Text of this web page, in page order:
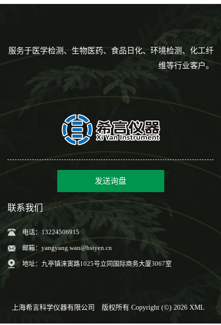
服务于医学检测、生物医药、食品日化、环境检测、化工纤
维等行业客户。
发送询盘
联系我们
电话：13224506915
邮箱： yangyang.wan@hsiyen.cn
地址：九亭镇涞寅路1025号立同国际商务大厦3067室
上海希言科学仪器有限公司 版权所有 Copyright (©) 2026 XML